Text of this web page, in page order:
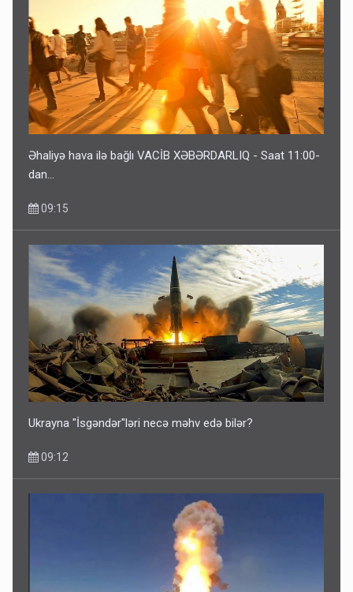
Əhaliyə hava ilə bağlı VACİB XƏBƏRDARLIQ - Saat 11:00-
dan…
09:15
Ukrayna "İsgəndər"ləri necə məhv edə bilər?
09:12